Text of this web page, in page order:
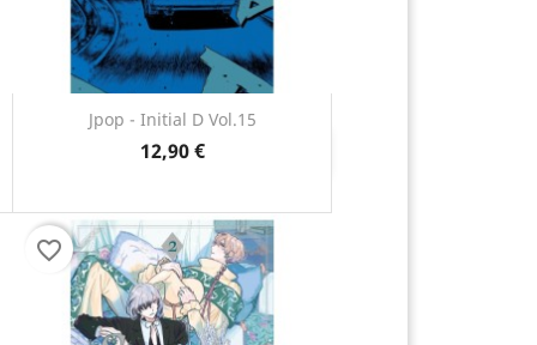
Jpop - Initial D Vol.15
12,90 €
Anteprima
favorite_border